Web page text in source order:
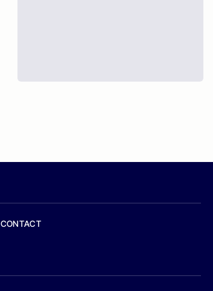
CONTACT